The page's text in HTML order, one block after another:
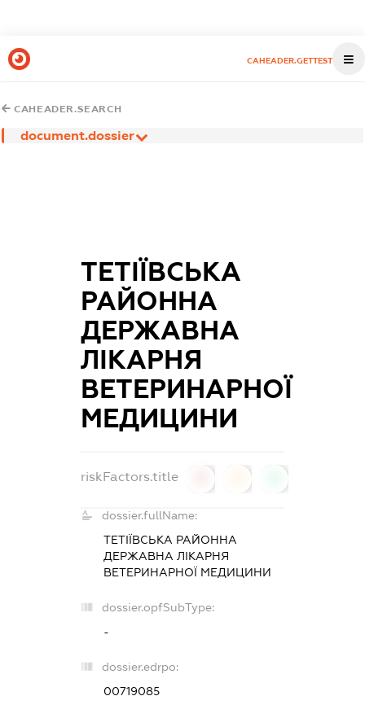
CAHEADER.GETTEST
CAHEADER.SEARCH
document.dossier
ТЕТІЇВСЬКА
РАЙОННА
ДЕРЖАВНА
ЛІКАРНЯ
ВЕТЕРИНАРНОЇ
МЕДИЦИНИ
riskFactors.title
dossier.fullName:
ТЕТІЇВСЬКА РАЙОННА
ДЕРЖАВНА ЛІКАРНЯ
ВЕТЕРИНАРНОЇ МЕДИЦИНИ
dossier.opfSubType:
-
dossier.edrpo:
00719085